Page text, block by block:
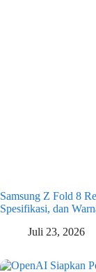
Samsung Z Fold 8
Spesifikasi, dan
Juli 23, 2026